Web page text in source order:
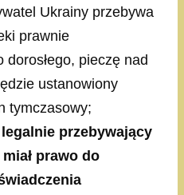
Ukrainy przebywa
prawnie
pieczę nad
ustanowiony
tymczasowy;
przebywający
prawo do